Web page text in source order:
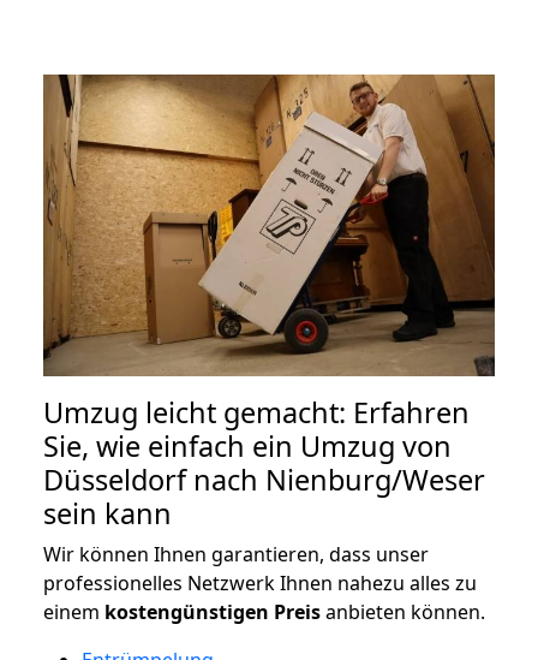
Umzug leicht gemacht: Erfahren
Sie, wie einfach ein Umzug von
Düsseldorf nach Nienburg/Weser
sein kann
Wir können Ihnen garantieren, dass unser
professionelles Netzwerk Ihnen nahezu alles zu
einem kostengünstigen Preisanbieten können.